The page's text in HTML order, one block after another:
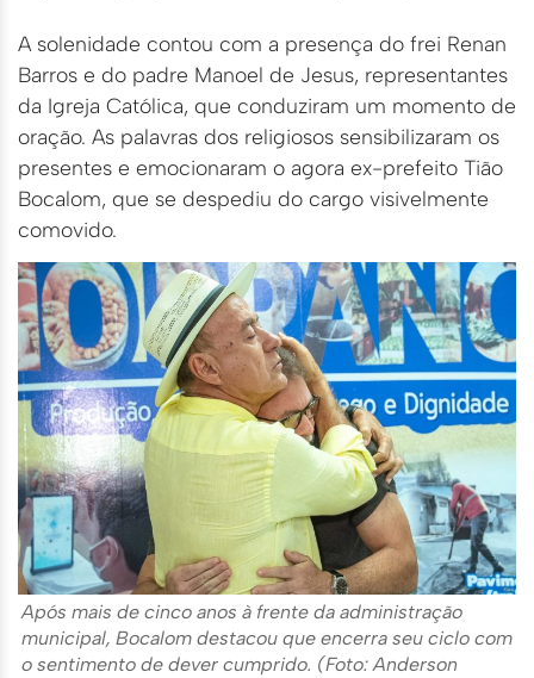
A solenidade contou com a presença do frei Renan
Barros e do padre Manoel de Jesus, representantes
da Igreja Católica, que conduziram um momento de
oração. As palavras dos religiosos sensibilizaram os
presentes e emocionaram o agora ex-prefeito Tião
Bocalom, que se despediu do cargo visivelmente
comovido.
Após mais de cinco anos à frente da administração
municipal, Bocalom destacou que encerra seu ciclo com
o sentimento de dever cumprido. (Foto: Anderson